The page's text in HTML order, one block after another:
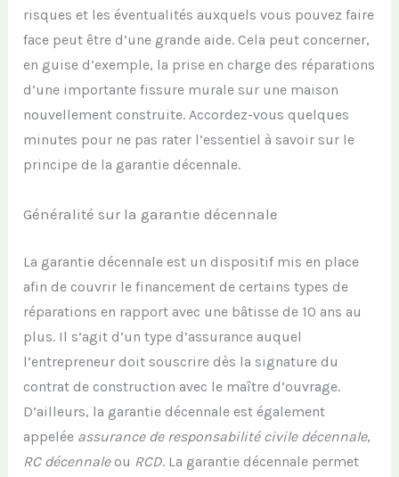
risques et les éventualités auxquels vous pouvez faire
face peut être d’une grandeaide. Cela peut concerner,
en guise d’exemple, la prise en charge des réparations
d’une importante fissure murale sur une maison
nouvellement construite.Accordez-vous quelques
minutes pour ne pas rater l’essentielà savoir sur le
principe de la garantie décennale.
Généralité sur la garantie décennale
La garantie décennale est un dispositif mis en place
afin de couvrir le financement de certainstypes de
réparations en rapport avec une bâtisse de 10 ans au
plus. Il s’agit d’un type d’assurance auquel
l’entrepreneur doit souscrire dès la signature du
contrat de construction avec le maître d’ouvrage.
D’ailleurs, la garantie décennale est également
appelée assurance de responsabilitécivile décennale,
RC décennale ou RCD. La garantie décennale permet